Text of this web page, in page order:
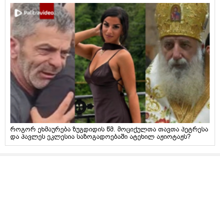
როგორ ეხმაურება ზუგდიდის წმ. მოციქულთა თავთა პეტრესა
და პავლეს ეკლესია საზოგადოებაში ატეხილ აჟიოტაჟს?